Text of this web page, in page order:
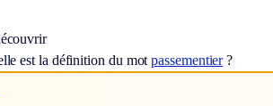
est la définition du motpassementier?